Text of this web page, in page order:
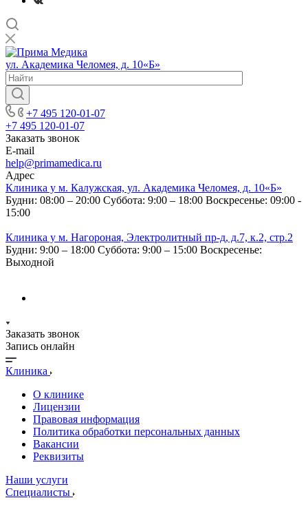
ул. Академика Челомея, д. 10«Б»
+7 495 120-01-07
+7 495 120-01-07
Заказать звонок
E-mail
help@primamedica.ru
Адрес
Клиника у м. Калужская, ул. Академика Челомея, д. 10«Б»
Будни: 08:00 – 20:00 Суббота: 9:00 – 18:00 Воскресенье: 09:00 -
15:00
Клиника у м. Нагороная, Электролитный пр-д, д.7, к.2, стр.2
Будни: 9:00 – 18:00 Суббота: 9:00 – 15:00 Воскресенье:
Выходной
Заказать звонок
Запись онлайн
Клиника
О клинике
Лицензии
Правовая информация
Политика обработки персональных данных
Вакансии
Реквизиты
Наши услуги
Специалисты